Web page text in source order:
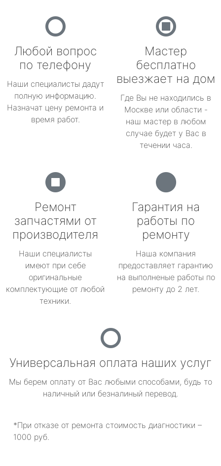
Любой вопрос
по телефону
Наши специалисты дадут
полную информацию.
Назначат цену ремонта и
время работ.
Мастер
бесплатно
выезжает на дом
Где Вы не находились в
Москве или области -
наш мастер в любом
случае будет у Вас в
течении часа.
Ремонт
запчастями от
производителя
Наши специалисты
имеют при себе
оригинальные
комплектующие от любой
техники.
Гарантия на
работы по
ремонту
Наша компания
предоставляет гарантию
на выполненые работы по
ремонту до 2 лет.
Универсальная оплата наших услуг
Мы берем оплату от Вас любыми способами, будь то
наличный или безналиный перевод.
*При отказе от ремонта стоимость диагностики –
1000 руб.